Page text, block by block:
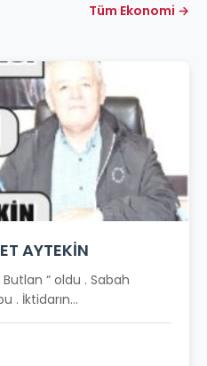
Tüm Ekonomi →
AYTEKİN
“ oldu . Sabah
. İktidarın...